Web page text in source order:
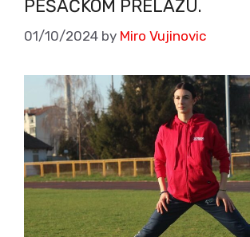
PEŠAČKOM PRELAZU.
01/10/2024 by Miro Vujinovic